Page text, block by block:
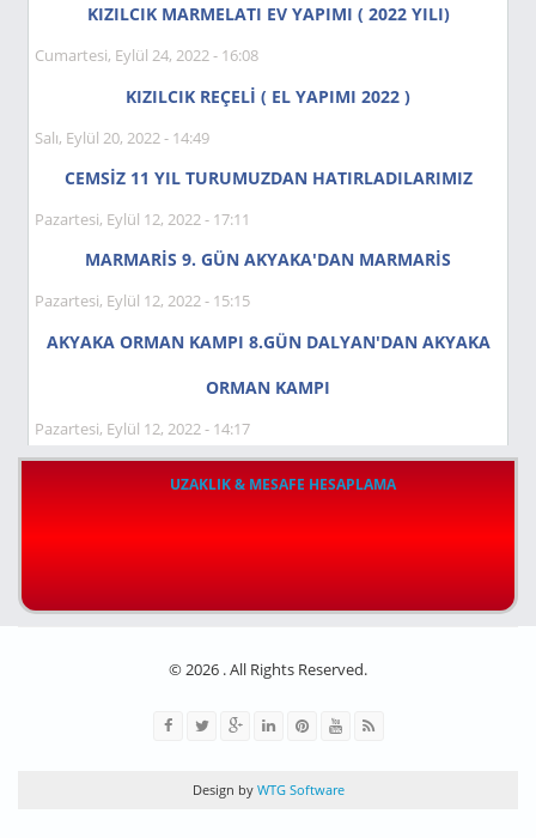
KIZILCIK MARMELATI EV YAPIMI ( 2022 YILI)
Cumartesi, Eylül 24, 2022 - 16:08
KIZILCIK REÇELİ ( EL YAPIMI 2022 )
Salı, Eylül 20, 2022 - 14:49
CEMSİZ 11 YIL TURUMUZDAN HATIRLADILARIMIZ
Pazartesi, Eylül 12, 2022 - 17:11
MARMARİS 9. GÜN AKYAKA'DAN MARMARİS
Pazartesi, Eylül 12, 2022 - 15:15
AKYAKA ORMAN KAMPI 8.GÜN DALYAN'DAN AKYAKA
ORMAN KAMPI
Pazartesi, Eylül 12, 2022 - 14:17
UZAKLIK & MESAFE HESAPLAMA
© 2026 . All Rights Reserved.
Design byWTG Software